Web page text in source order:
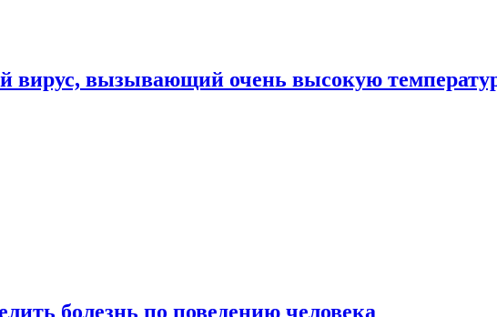
вирус, вызывающий очень высокую
болезнь по поведению человека